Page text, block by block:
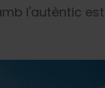
l'autèntic